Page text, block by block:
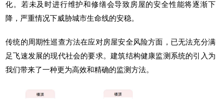
化。若未及时进行维护和修缮会导致房屋的安全性能将逐渐下
降，严重情况下威胁城市生命线的安稳。
传统的周期性巡查方法在应对房屋安全风险方面，已无法充分满
足飞速发展的现代社会的要求。建筑结构健康监测系统的引入为
我们带来了一种更为高效和精确的监测方法。